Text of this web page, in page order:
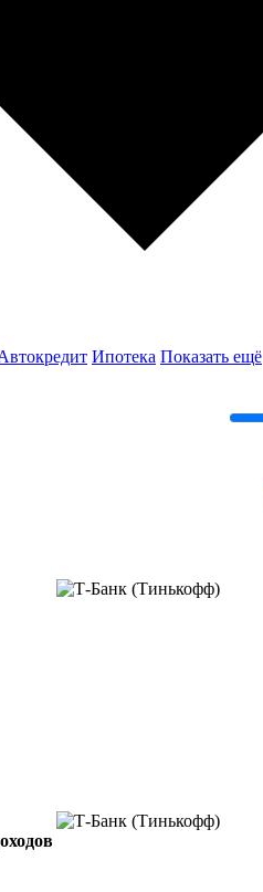
Ипотека Показать ещё